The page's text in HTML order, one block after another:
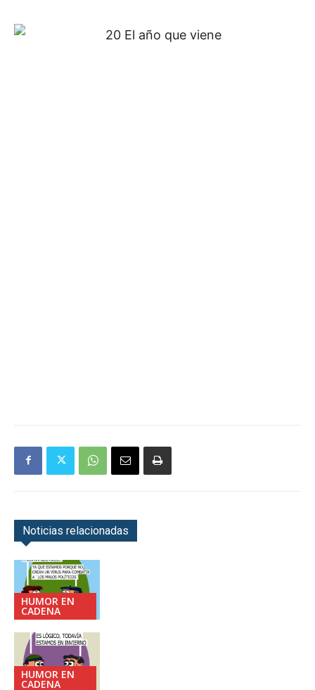
Noticias relacionadas
HUMOR EN
CADENA
HUMOR EN
CADENA